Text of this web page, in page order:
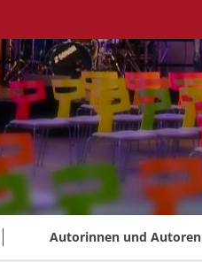
Autorinnen und Autoren